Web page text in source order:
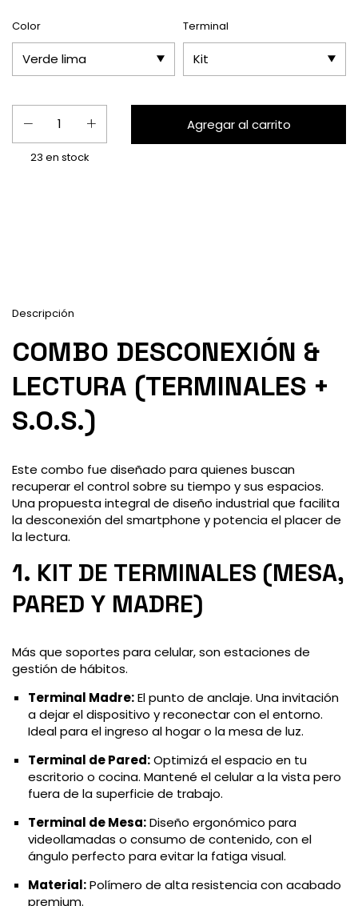
Color Terminal
23 en stock
Descripción
COMBO DESCONEXIÓN &
LECTURA (TERMINALES +
S.O.S.)
Este combo fue diseñado para quienes buscan
recuperar el control sobre su tiempo y sus espacios.
Una propuesta integral de diseño industrial que facilita
la desconexión del smartphone y potencia el placer de
la lectura.
1. KIT DE TERMINALES (MESA,
PARED Y MADRE)
Más que soportes para celular, son estaciones de
gestión de hábitos.
Terminal Madre:El punto de anclaje. Una invitación
a dejar el dispositivo y reconectar con el entorno.
Ideal para el ingreso al hogar o la mesa de luz.
Terminal de Pared:Optimizá el espacio en tu
escritorio o cocina. Mantené el celular a la vista pero
fuera de la superficie de trabajo.
Terminal de Mesa:Diseño ergonómico para
videollamadas o consumo de contenido, con el
ángulo perfecto para evitar la fatiga visual.
Material:Polímero de alta resistencia con acabado
premium.